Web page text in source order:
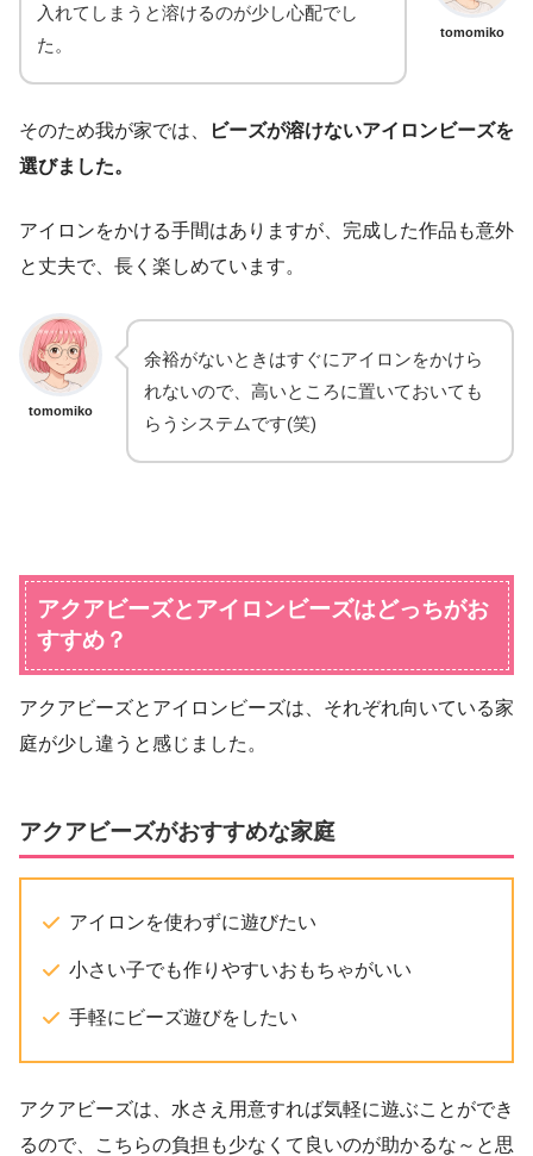
tomomiko
入れてしまうと溶けるのが少し心配でし
た。
そのため我が家では、
ビーズが溶けないアイロンビーズを
選びました。
アイロンをかける手間はありますが、完成した作品も意外
と丈夫で、長く楽しめています。
tomomiko
余裕がないときはすぐにアイロンをかけら
れないので、高いところに置いておいても
らうシステムです(笑)
アクアビーズとアイロンビーズはどっちがお
すすめ？
アクアビーズとアイロンビーズは、それぞれ向いている家
庭が少し違うと感じました。
アクアビーズがおすすめな家庭
アイロンを使わずに遊びたい
小さい子でも作りやすいおもちゃがいい
手軽にビーズ遊びをしたい
アクアビーズは、水さえ用意すれば気軽に遊ぶことができ
るので、こちらの負担も少なくて良いのが助かるな～と思